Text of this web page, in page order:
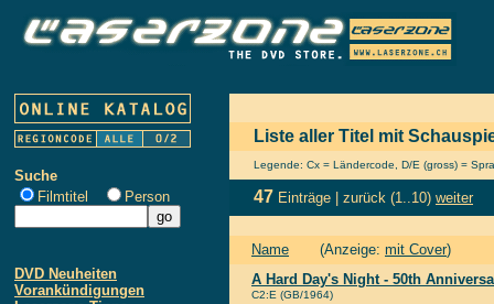
Suche
Filmtitel
Person
DVD Neuheiten
Vorankündigungen
Liste aller Titel mit
Legende: Cx = Ländercode, D/E (gross) =
47 Einträge | zurück (1..10) weiter
Name (Anzeige: mit Cover)
A Hard Day's Night - 50th
C2:E (GB/1964)